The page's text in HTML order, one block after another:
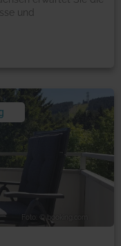
und
Foto: © booking.com